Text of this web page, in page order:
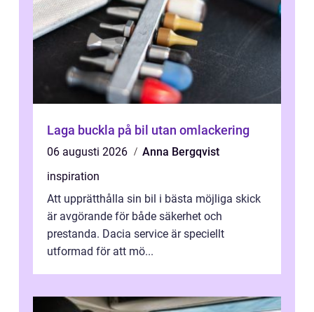
Laga buckla på bil utan omlackering
06 augusti 2026
Anna Bergqvist
inspiration
Att upprätthålla sin bil i bästa möjliga skick
är avgörande för både säkerhet och
prestanda. Dacia service är speciellt
utformad för att mö...